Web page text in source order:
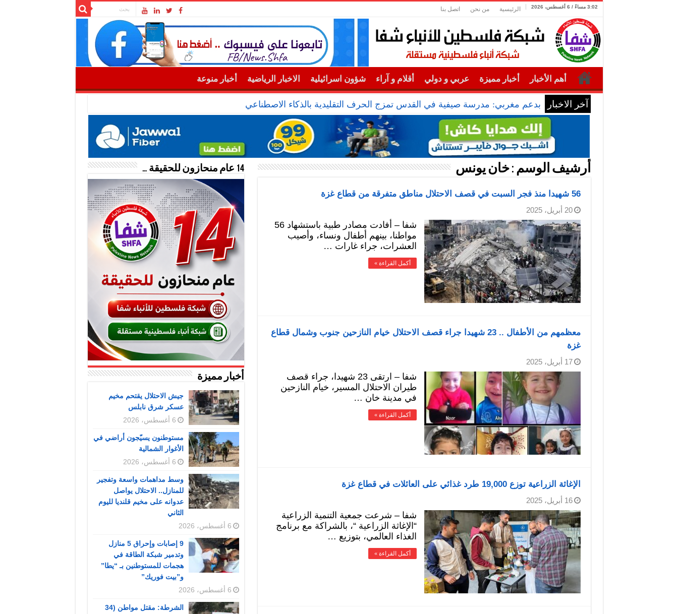
3:02 مساءً / 6 أغسطس، 2026 الرئيسية من نحن اتصل بنا
أهم الأخبار أخبار مميزة عربي و دولي أقلام و آراء شؤون اسرائيلية الاخبار الرياضية أخبار منوعة
آخر الاخبار بدعم مغربي: مدرسة صيفية في القدس تمزج الحرف التقليدية بالذكاء الاصطناعي
أرشيف الوسم :خان يونس
56 شهيدا منذ فجر السبت في قصف الاحتلال مناطق متفرقة من قطاع غزة
20 أبريل، 2025
شفا – أفادت مصادر طبية باستشهاد 56
مواطنا، بينهم أطفال ونساء، وأصيب
العشرات، جراء غارات …
أكمل القراءة »
معظمهم من الأطفال .. 23 شهيدا جراء قصف الاحتلال خيام النازحين جنوب وشمال قطاع
غزة
17 أبريل، 2025
شفا – ارتقى 23 شهيدا، جراء قصف
طيران الاحتلال المسير، خيام النازحين
في مدينة خان …
أكمل القراءة »
الإغاثة الزراعية توزع 19,000 طرد غذائي على العائلات في قطاع غزة
16 أبريل، 2025
شفا – شرعت جمعية التنمية الزراعية
“الإغاثة الزراعية “، بالشراكة مع برنامج
الغذاء العالمي، بتوزيع …
أكمل القراءة »
14 عام منحازون للحقيقة …
أخبار مميزة
جيش الاحتلال يقتحم مخيم
عسكر شرق نابلس
6 أغسطس، 2026
مستوطنون يسيّجون أراضي في
الأغوار الشمالية
6 أغسطس، 2026
وسط مداهمات واسعة وتفجير
للمنازل.. الاحتلال يواصل
عدوانه على مخيم قلنديا لليوم
الثاني
6 أغسطس، 2026
9 إصابات وإحراق 5 منازل
وتدمير شبكة الطاقة في
هجمات للمستوطنين بـ “يطا”
و”بيت فوريك”
6 أغسطس، 2026
الشرطة: مقتل مواطن (34